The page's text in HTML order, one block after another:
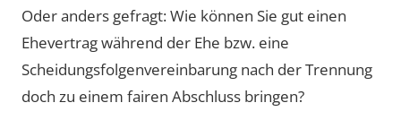
Oder anders gefragt: Wie können Sie gut einen
Ehevertrag während der Ehe bzw. eine
Scheidungsfolgenvereinbarung nach der Trennung
doch zu einem fairen Abschluss bringen?